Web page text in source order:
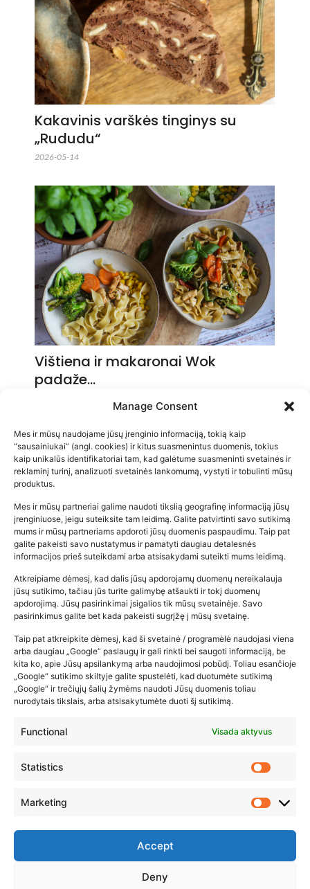
Manage Consent
Mes ir mūsų naudojame jūsų įrenginio informaciją, tokią kaip
“sausainiukai” (angl. cookies) ir kitus suasmenintus duomenis, tokius
kaip unikalūs identifikatoriai tam, kad galėtume suasmeninti svetainės ir
reklaminį turinį, analizuoti svetainės lankomumą, vystyti ir tobulinti mūsų
produktus.
Mes ir mūsų partneriai galime naudoti tikslią geografinę informaciją jūsų
įrenginiuose, jeigu suteiksite tam leidimą. Galite patvirtinti savo sutikimą
mums ir mūsų partneriams apdoroti jūsų duomenis paspaudimu. Taip pat
galite pakeisti savo nustatymus ir pamatyti daugiau detalesnės
informacijos prieš suteikdami arba atsisakydami suteikti mums leidimą.
Atkreipiame dėmesį, kad dalis jūsų apdorojamų duomenų nereikalauja
jūsų sutikimo, tačiau jūs turite galimybę atšaukti ir tokį duomenų
apdorojimą. Jūsų pasirinkimai įsigalios tik mūsų svetainėje. Savo
pasirinkimus galite bet kada pakeisti sugrįžę į mūsų svetainę.
Taip pat atkreipkite dėmesį, kad ši svetainė / programėlė naudojasi viena
arba daugiau „Google“ paslaugų ir gali rinkti bei saugoti informaciją, be
kita ko, apie Jūsų apsilankymą arba naudojimosi pobūdį. Toliau esančioje
„Google“ sutikimo skiltyje galite spustelėti, kad duotumėte sutikimą
„Google“ ir trečiųjų šalių žymėms naudoti Jūsų duomenis toliau
nurodytais tikslais, arba atsisakytumėte duoti šį sutikimą.
Functional Visada aktyvus
Statistics
Marketing
Accept
Deny
Kakavinis varškės tinginys su
„Rududu“
2026-05-14
Vištiena ir makaronai Wok
padaže…
Populiariausios parduotuvės
kūdikių tyrelės –…
2026-02-22
© 2023 ZUIKIO RECEPTAI VISOS TEISĖS SAUGOMOS